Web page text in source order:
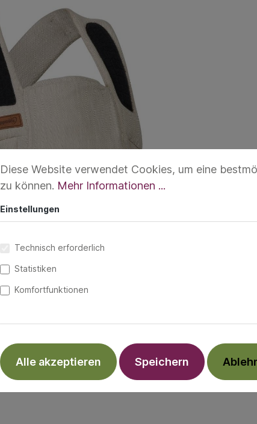
Diese Website verwendet Cookies, um eine
zu können. Mehr Informationen ...
Einstellungen
Technisch erforderlich
Statistiken
Komfortfunktionen
Alle akzeptieren Speichern